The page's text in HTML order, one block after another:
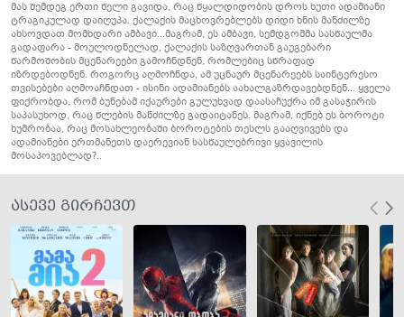
მას შემდეგ ერთი წელი გავიდა, რაც წყალდიდობის დროს ხუთი ადამიანი
ტრაგიკულად დაიღუპა. ქალაქის მაცხოვრებლებს დიდი ხნის მანძილზე
ახსოვდათ მომხდარი ამბავი...მაგრამ, ეს ამბავი, სემდგომმა სასწაულმა
გადაფარა - მოულოდნელად, ქალაქის საზღვართან გაუგებარი
წარმოშობის მცენარეები გამოჩნდნენ, რომლებიც სწრაფად
იზრდებოდნენ. როგორც აღმოჩნდა, ამ უცნაურ მცენარეებს საინტერესო
თვისებები აღმოაჩნდათ - ისინი ადამიანებს აახალგაზრდავებდნენ... ყველა
ფიქრობდა, რომ ბუნებამ იქაურები გულუხვად დაასაჩუქრა იმ გასაჭირის
საპასუხოდ, რაც წლების მანძილზე გადაიტანეს. მაგრამ, იქნებ ეს ბოროტი
ხუმრობაა, რაც მოსახლეობაში ბოროტების თესლს გააღვივებს და
ადამიანები ერთმანეთს დაერევიან სასწაულებრივი ყვავილის
მოსაპოვებლად?..
ასევე გირჩევთ